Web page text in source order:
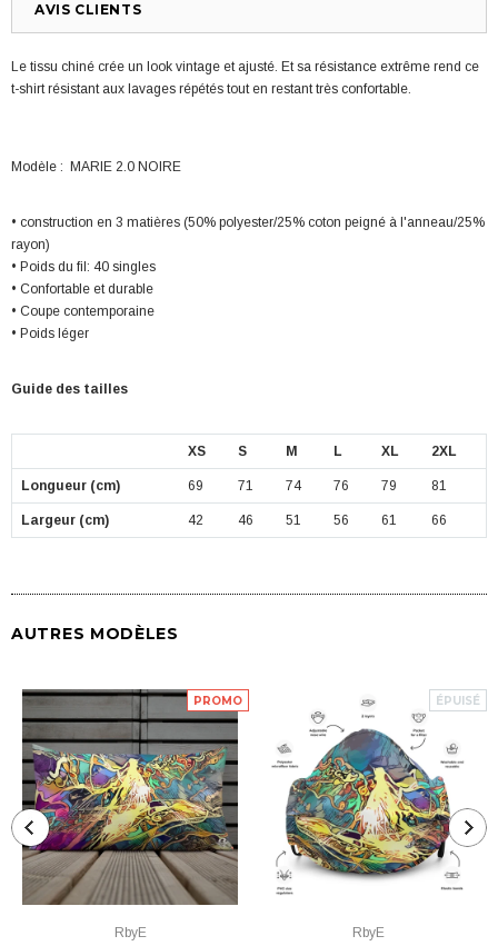
AVIS CLIENTS
Le tissu chiné crée un look vintage et ajusté. Et sa résistance extrême rend ce
t-shirt résistant aux lavages répétés tout en restant très confortable.
Modèle : MARIE 2.0 NOIRE
• construction en 3 matières (50% polyester/25% coton peigné à l'anneau/25%
rayon)
• Poids du fil: 40 singles
• Confortable et durable
• Coupe contemporaine
• Poids léger
Guide des tailles
XS S M L XL 2XL
Longueur (cm) 69 71 74 76 79 81
Largeur (cm) 42 46 51 56 61 66
AUTRES MODÈLES
PROMO
RbyE
ÉPUISÉ
RbyE